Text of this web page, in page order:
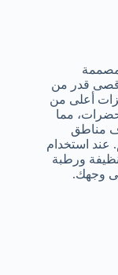
مصممة
قدر من
أعلى من
مما
مناطق
عند استخدام
ورطبة
وجهك.